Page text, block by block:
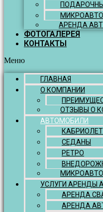
АРЕНДА
ФОТОГАЛЕРЕЯ
КОНТАКТЫ
Меню
ГЛАВНАЯ
О КОМПАНИИ
ОТЗЫВЫ О
АВТОМОБИЛИ
СЕДАНЫ
РЕТРО
УСЛУГИ АРЕНДЫ
АРЕНДА
АРЕНДА